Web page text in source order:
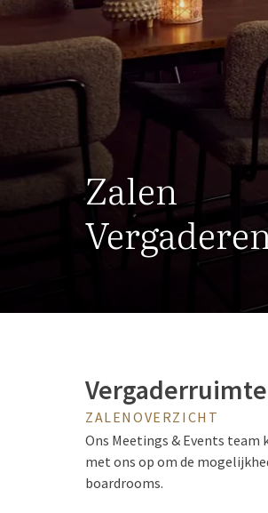
Zalen
ZALENOVERZICHT
Ons Meetings & Events team
met ons op om de
boardrooms.